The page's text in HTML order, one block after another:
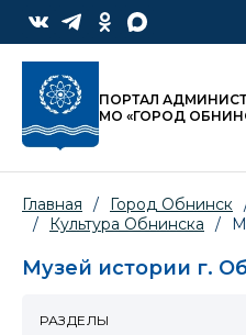
ПОРТАЛ
МО «ГОРОД
Главная / Город Обнинск
/
Культура Обнинска /
Музей истории г.
РАЗДЕЛЫ